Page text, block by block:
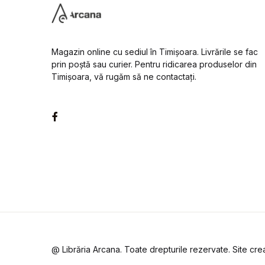
Magazin online cu sediul în Timișoara. Livrările se fac
prin poștă sau curier. Pentru ridicarea produselor din
Timișoara, vă rugăm să ne contactați.
@ Librăria Arcana. Toate drepturile rezervate. Site